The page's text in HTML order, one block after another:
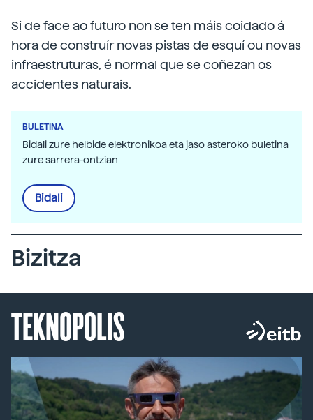
Si de face ao futuro non se ten máis coidado á
hora de construír novas pistas de esquí ou novas
infraestruturas, é normal que se coñezan os
accidentes naturais.
BULETINA
Bidali zure helbide elektronikoa eta jaso asteroko buletina
zure sarrera-ontzian
Bidali
Bizitza
TEKNOPOLIS